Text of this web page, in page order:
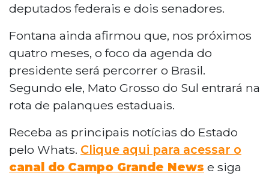
deputados federais e dois senadores.
Fontana ainda afirmou que, nos próximos
quatro meses, o foco da agenda do
presidente será percorrer o Brasil.
Segundo ele, Mato Grosso do Sul entrará na
rota de palanques estaduais.
Receba as principais notícias do Estado
pelo Whats. Clique aqui para acessar o
canal do Campo Grande News e siga